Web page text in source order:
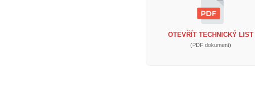
OTEVŘÍT TECHNICKÝ LIST
(PDF dokument)